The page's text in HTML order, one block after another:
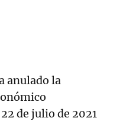
anulado la
de julio de 2021